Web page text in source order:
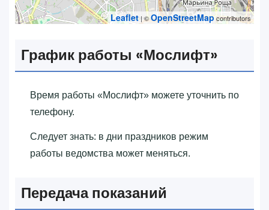
Leaflet | ©OpenStreetMapcontributors
График работы «‎Мослифт»‎
Время работы «‎Мослифт»‎ можете уточнить по
телефону.
Следует знать: в дни праздников режим
работы ведомства может меняться.
Передача показаний